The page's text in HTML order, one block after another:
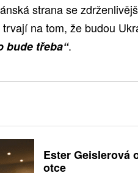
strana se
na tom, že budou
bude třeba“.
Ester Geislerová
otce